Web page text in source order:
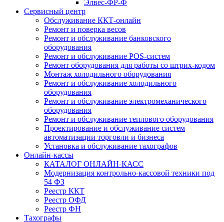
Элвес-ФР-Ф
Сервисный центр
Обслуживание ККТ-онлайн
Ремонт и поверка весов
Ремонт и обслуживание банковского
оборудования
Ремонт и обслуживание POS-систем
Ремонт оборудования для работы со штрих-кодом
Монтаж холодильного оборудования
Ремонт и обслуживание холодильного
оборудования
Ремонт и обслуживание электромеханического
оборудования
Ремонт и обслуживание теплового оборудования
Проектирование и обслуживание систем
автоматизации торговли и бизнеса
Установка и обслуживание тахографов
Онлайн-кассы
КАТАЛОГ ОНЛАЙН-КАСС
Модернизация контрольно-кассовой техники под
54 ФЗ
Реестр ККТ
Реестр ОФД
Реестр ФН
Тахографы